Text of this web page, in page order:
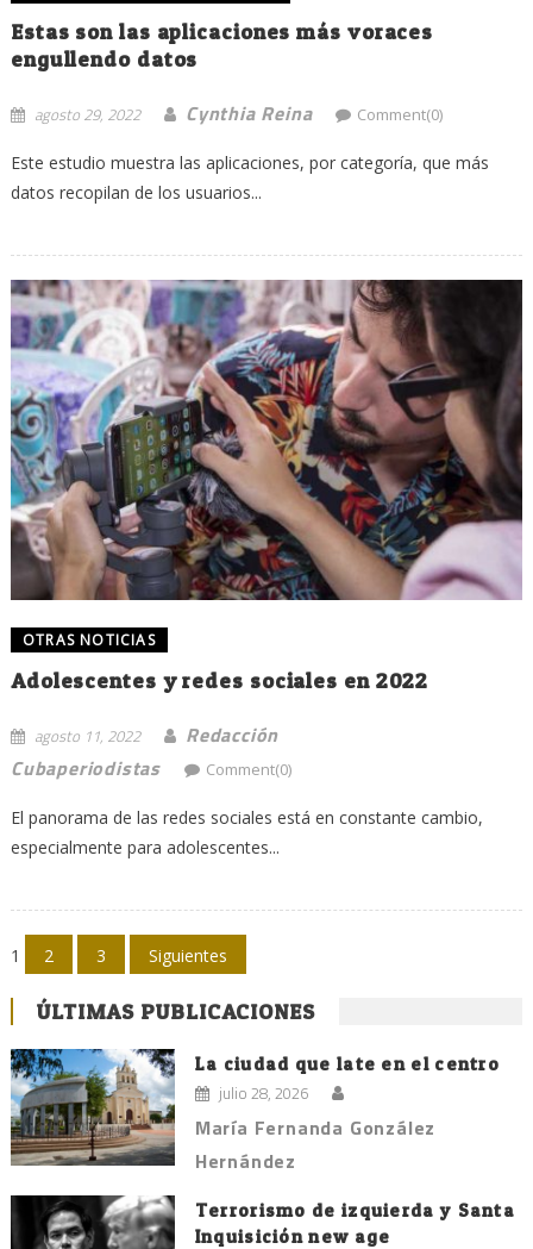
Estas son las aplicaciones más voraces
engullendo datos
agosto 29, 2022 Cynthia Reina Comment(0)
Este estudio muestra las aplicaciones, por categoría, que más
datos recopilan de los usuarios...
OTRAS NOTICIAS
Adolescentes y redes sociales en 2022
agosto 11, 2022
Redacción
Cubaperiodistas
Comment(0)
El panorama de las redes sociales está en constante cambio,
especialmente para adolescentes...
Navegación
de
entradas
1 2 3 Siguientes
ÚLTIMAS PUBLICACIONES
La ciudad que late en el centro
julio 28, 2026
María Fernanda González
Hernández
Terrorismo de izquierda y Santa
Inquisición new age